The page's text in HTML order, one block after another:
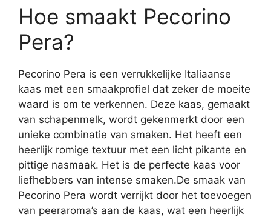
Hoe smaakt Pecorino
Pera?
Pecorino Pera is een verrukkelijke Italiaanse
kaas met een smaakprofiel dat zeker de moeite
waard is om te verkennen. Deze kaas, gemaakt
van schapenmelk, wordt gekenmerkt door een
unieke combinatie van smaken. Het heeft een
heerlijk romige textuur met een licht pikante en
pittige nasmaak. Het is de perfecte kaas voor
liefhebbers van intense smaken.De smaak van
Pecorino Pera wordt verrijkt door het toevoegen
van peeraroma’s aan de kaas, wat een heerlijk